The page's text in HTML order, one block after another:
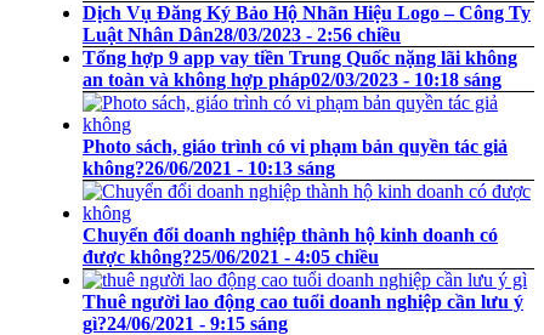
Dịch Vụ Đăng Ký Bảo Hộ Nhãn Hiệu Logo – Công Ty
Luật Nhân Dân28/03/2023 - 2:56 chiều
Tổng hợp 9 app vay tiền Trung Quốc nặng lãi không
an toàn và không hợp pháp02/03/2023 - 10:18 sáng
Photo sách, giáo trình có vi phạm bản quyền tác giả
không?26/06/2021 - 10:13 sáng
Chuyển đổi doanh nghiệp thành hộ kinh doanh có
được không?25/06/2021 - 4:05 chiều
Thuê người lao động cao tuổi doanh nghiệp cần lưu ý
gì?24/06/2021 - 9:15 sáng